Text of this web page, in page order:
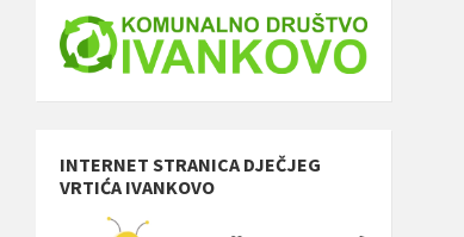
INTERNET STRANICA DJEČJEG
VRTIĆA IVANKOVO